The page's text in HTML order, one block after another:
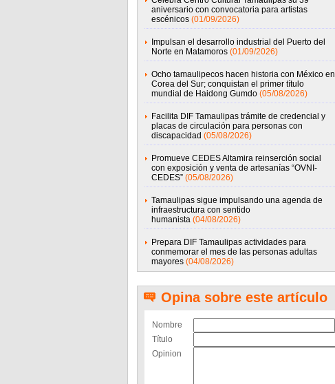
aniversario con convocatoria para artistas
escénicos (01/09/2026)
Impulsan el desarrollo industrial del Puerto del
Norte en Matamoros (01/09/2026)
Ocho tamaulipecos hacen historia con México en
Corea del Sur; conquistan el primer título
mundial de Haidong Gumdo (05/08/2026)
Facilita DIF Tamaulipas trámite de credencial y
placas de circulación para personas con
discapacidad (05/08/2026)
Promueve CEDES Altamira reinserción social
con exposición y venta de artesanías “OVNI-
CEDES” (05/08/2026)
Tamaulipas sigue impulsando una agenda de
infraestructura con sentido
humanista (04/08/2026)
Prepara DIF Tamaulipas actividades para
conmemorar el mes de las personas adultas
mayores (04/08/2026)
Opina sobre este artículo
Nombre
Título
Opinion